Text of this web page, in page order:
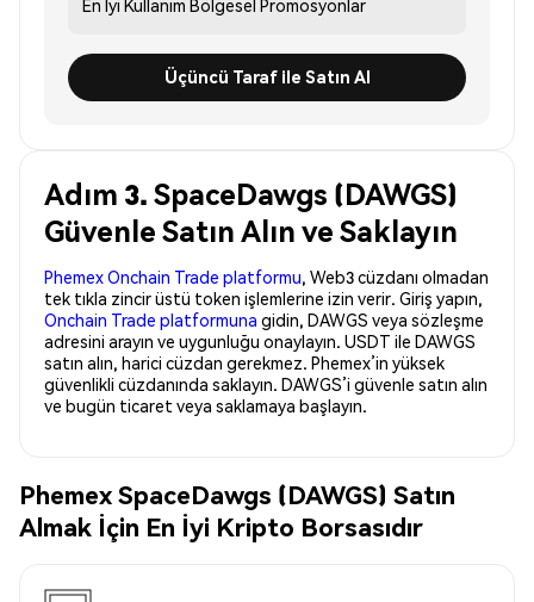
En İyi Kullanım Bölgesel Promosyonlar
Üçüncü Taraf ile Satın Al
Adım 3. SpaceDawgs (DAWGS)
Güvenle Satın Alın ve Saklayın
Phemex Onchain Trade platformu, Web3 cüzdanı olmadan
tek tıkla zincir üstü token işlemlerine izin verir. Giriş yapın,
Onchain Trade platformuna gidin, DAWGS veya sözleşme
adresini arayın ve uygunluğu onaylayın. USDT ile DAWGS
satın alın, harici cüzdan gerekmez. Phemex’in yüksek
güvenlikli cüzdanında saklayın. DAWGS’i güvenle satın alın
ve bugün ticaret veya saklamaya başlayın.
Phemex SpaceDawgs (DAWGS) Satın
Almak İçin En İyi Kripto Borsasıdır